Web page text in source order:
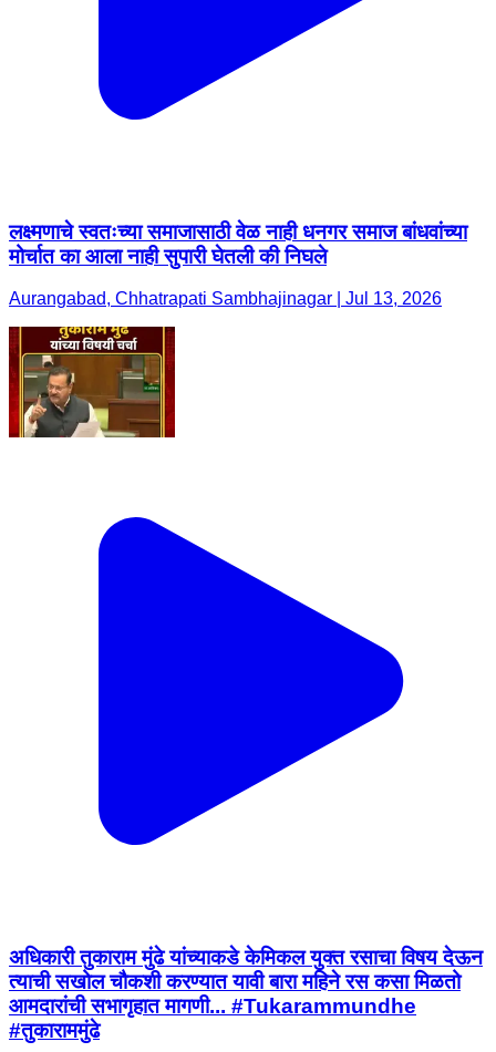
लक्ष्मणाचे स्वतःच्या समाजासाठी वेळ नाही धनगर समाज बांधवांच्या
मोर्चात का आला नाही सुपारी घेतली की निघले
Aurangabad, Chhatrapati Sambhajinagar | Jul 13, 2026
अधिकारी तुकाराम मुंढे यांच्याकडे केमिकल युक्त रसाचा विषय देऊन
त्याची सखोल चौकशी करण्यात यावी बारा महिने रस कसा मिळतो
आमदारांची सभागृहात मागणी... #Tukarammundhe
#तुकाराममुंढे